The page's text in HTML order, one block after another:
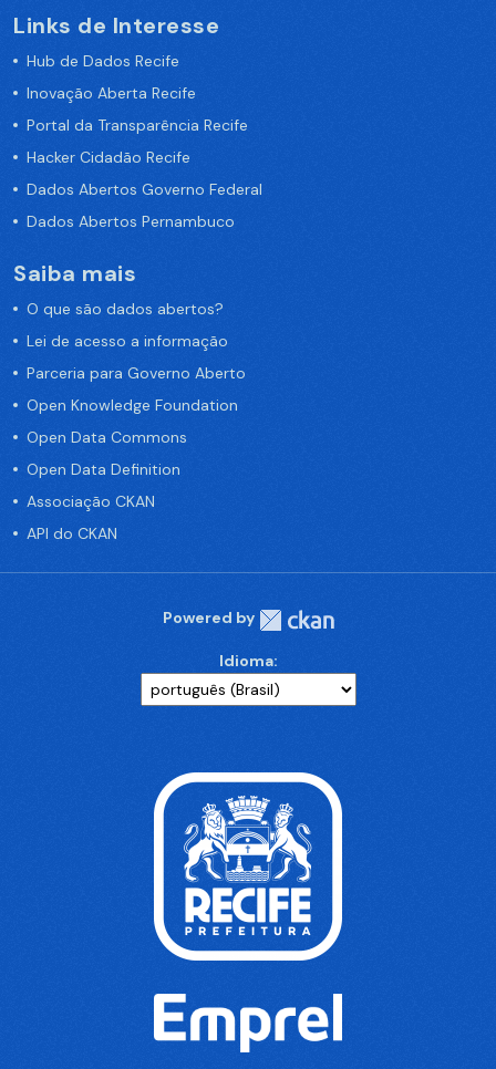
Links de Interesse
Hub de Dados Recife
Inovação Aberta Recife
Portal da Transparência Recife
Hacker Cidadão Recife
Dados Abertos Governo Federal
Dados Abertos Pernambuco
Saiba mais
O que são dados abertos?
Lei de acesso a informação
Parceria para Governo Aberto
Open Knowledge Foundation
Open Data Commons
Open Data Definition
Associação CKAN
API do CKAN
Powered by
Idioma